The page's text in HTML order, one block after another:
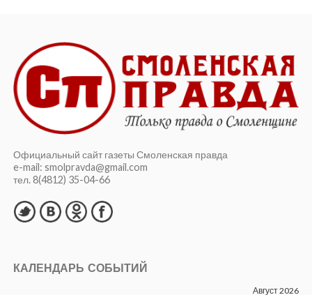
Официальный сайт газеты Смоленская правда
e-mail: smolpravda@gmail.com
тел. 8(4812) 35-04-66
КАЛЕНДАРЬ СОБЫТИЙ
Август 2026